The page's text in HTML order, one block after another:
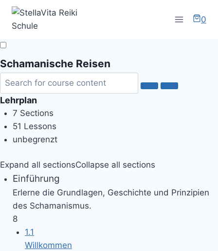
Zum
springen
0
Schamanische Reisen
Lehrplan
7 Sections
51 Lessons
unbegrenzt
Expand all sectionsCollapse all sections
Einführung
Erlerne die Grundlagen, Geschichte und Prinzipien
des Schamanismus.
8
1.1
Willkommen